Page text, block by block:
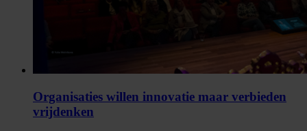
Organisaties willen innovatie maar verbieden
vrijdenken